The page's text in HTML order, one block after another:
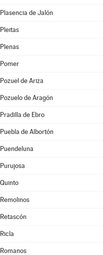
Plasencia de Jalón
Pleitas
Plenas
Pomer
Pozuel de Ariza
Pozuelo de Aragón
Pradilla de Ebro
Puebla de Albortón
Puendeluna
Purujosa
Quinto
Remolinos
Retascón
Ricla
Romanos